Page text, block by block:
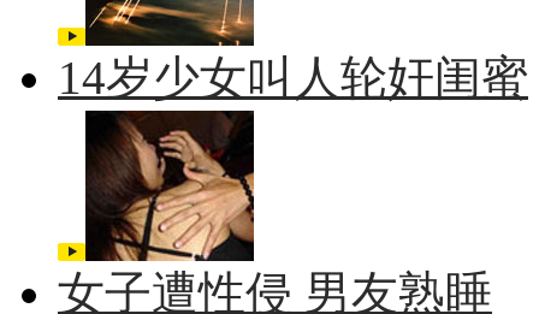
14岁少女叫人轮奸闺蜜
女子遭性侵 男友熟睡